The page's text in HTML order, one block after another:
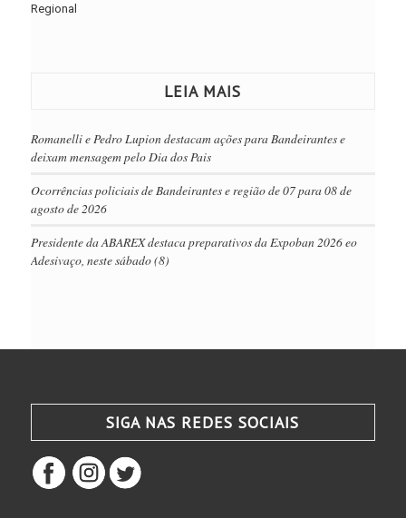
Regional
LEIA MAIS
Romanelli e Pedro Lupion destacam ações para Bandeirantes e
deixam mensagem pelo Dia dos Pais
Ocorrências policiais de Bandeirantes e região de 07 para 08 de
agosto de 2026
Presidente da ABAREX destaca preparativos da Expoban 2026 eo
Adesivaço, neste sábado (8)
SIGA NAS REDES SOCIAIS